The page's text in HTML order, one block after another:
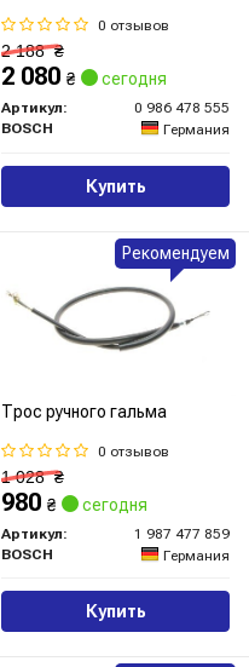
0 отзывов
2 188₴
2 080 ₴ сегодня
Артикул:
0 986 478 555
BOSCH
Германия
Купить
Трос ручного гальма
0 отзывов
1 028₴
980 ₴ сегодня
Артикул:
1 987 477 859
BOSCH
Германия
Купить
Рекомендуем